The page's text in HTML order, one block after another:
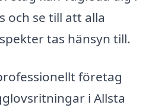
och se till att alla
tas hänsyn till.
företag
i Allsta